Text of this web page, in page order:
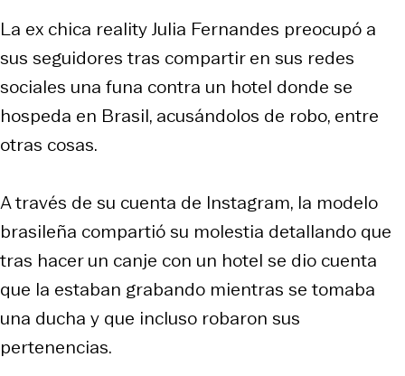
La ex chica reality Julia Fernandes preocupó a
sus seguidores tras compartir en sus redes
sociales una funa contra un hotel donde se
hospeda en Brasil, acusándolos de robo, entre
otras cosas.
A través de su cuenta de Instagram, la modelo
brasileña compartió su molestia detallando que
tras hacer un canje con un hotel se dio cuenta
que la estaban grabando mientras se tomaba
una ducha y que incluso robaron sus
pertenencias.